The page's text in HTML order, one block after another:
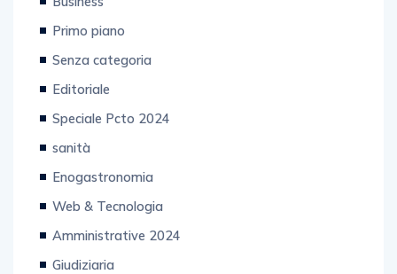
Primo piano
Senza categoria
Editoriale
Speciale Pcto 2024
sanità
Enogastronomia
Web & Tecnologia
Amministrative 2024
Giudiziaria